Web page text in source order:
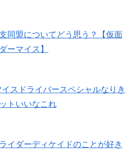
同盟についてどう思う？【仮面
ーマイス】
イスドライバースペシャルなりき
トいいなこれ
イダーディケイドのことが好き